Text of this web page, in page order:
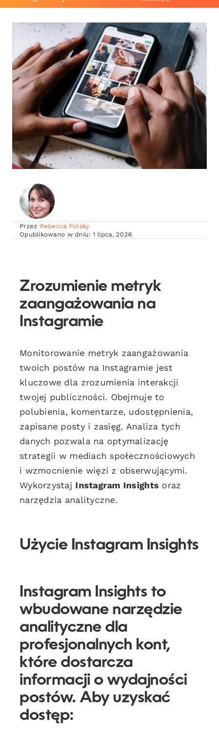
Przez Rebecca Polsky
Opublikowano w dniu: 1 lipca, 2026
Zrozumienie metryk
zaangażowania na
Instagramie
Monitorowanie metryk zaangażowania
twoich postów na Instagramie jest
kluczowe dla zrozumienia interakcji
twojej publiczności. Obejmuje to
polubienia, komentarze, udostępnienia,
zapisane posty i zasięg. Analiza tych
danych pozwala na optymalizację
strategii w mediach społecznościowych
i wzmocnienie więzi z obserwującymi.
Wykorzystaj Instagram Insights oraz
narzędzia analityczne.
Użycie Instagram Insights
Instagram Insights to
wbudowane narzędzie
analityczne dla
profesjonalnych kont,
które dostarcza
informacji o wydajności
postów. Aby uzyskać
dostęp: